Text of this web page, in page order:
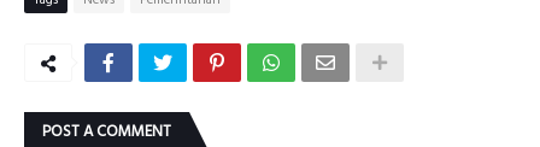
POST A COMMENT